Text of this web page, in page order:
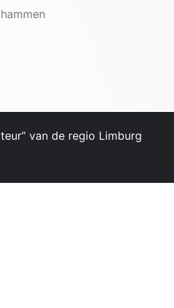
van de regio Limburg